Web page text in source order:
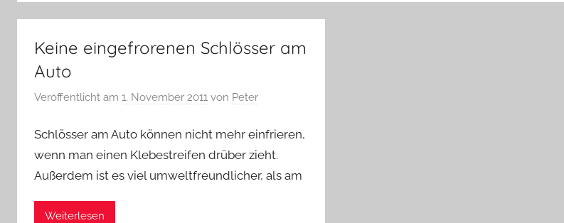
Keine eingefrorenen Schlösser am
Auto
Veröffentlicht am 1. November 2011 von Peter
Schlösser am Auto können nicht mehr einfrieren,
wenn man einen Klebestreifen drüber zieht.
Außerdem ist es viel umweltfreundlicher, als am
Weiterlesen